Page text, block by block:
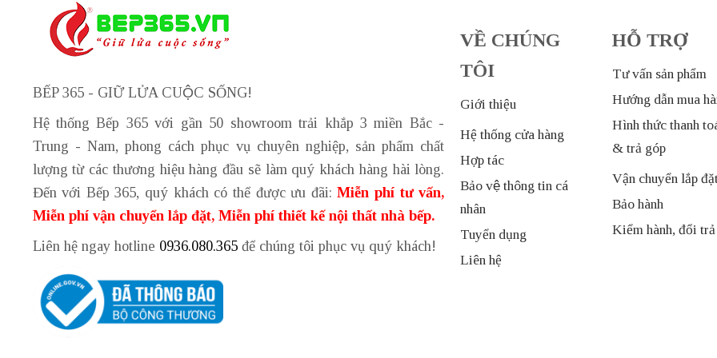
BẾP 365 - GIỮ LỬA CUỘC SỐNG!
Hệ thống Bếp 365 với gần 50 showroom trải khắp 3 miền Bắc -
Trung - Nam, phong cách phục vụ chuyên nghiệp, sản phẩm chất
lượng từ các thương hiệu hàng đầu sẽ làm quý khách hàng hài lòng.
Đến với Bếp 365, quý khách có thể được ưu đãi:Miễn phí tư vấn,
Miễn phí vận chuyển lắp đặt, Miễn phí thiết kế nội thất nhà bếp.
Liên hệ ngay hotline 0936.080.365 để chúng tôi phục vụ quý khách!
VỀ CHÚNG
TÔI
Giới thiệu
Hệ thống cửa hàng
Hợp tác
Bảo vệ thông tin cá
nhân
Tuyển dụng
Liên hệ
HỖ TRỢ
Tư vấn sản phẩm
Hướng dẫn mua
Hình thức thanh
& trả góp
Vận chuyển lắp
Bảo hành
Kiểm hành, đổi trả